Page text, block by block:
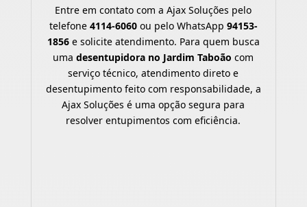
Entre em contato com a Ajax Soluções pelo
telefone 4114-6060ou pelo WhatsApp 94153-
1856e solicite atendimento. Para quem busca
umadesentupidora no Jardim Taboão com
serviço técnico, atendimento direto e
desentupimento feito com responsabilidade, a
Ajax Soluções é uma opção segura para
resolver entupimentos com eficiência.